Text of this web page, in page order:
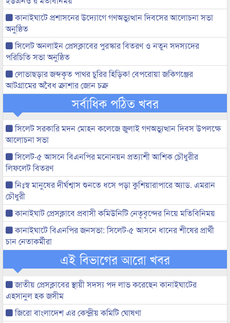
কানাইঘাটে প্রশাসনের উদ্যোগে গণঅভ্যুত্থান দিবসের আলোচনা সভা
অনুষ্ঠিত
সিলেট অনলাইন প্রেসক্লাবের পুরস্কার বিতরণ ও নতুন সদস্যদের
পরিচিতি সভা অনুষ্ঠিত
লোভাছড়ার জব্দকৃত পাথর চুরির হিড়িক! বেপরোয়া জকিগঞ্জের
আটগ্রামের অবৈধ ক্রাশার জোন চক্র
সর্বাধিক পঠিত খবর
সিলেট সরকারি মদন মোহন কলেজে জুলাই গণঅভ্যুত্থান দিবস উপলক্ষে
আলোচনা সভা
সিলেট-৫ আসনে বিএনপির মনোনয়ন প্রত্যাশী আশিক চৌধুরীর
লিফলেট বিতরণ
নিঃস্ব মানুষের দীর্ঘশ্বাস শুনতে ধসে পড়া কুশিয়ারাপারে অ্যাড. এমরান
চৌধুরী
কানাইঘাট প্রেসক্লাবে প্রবাসী কমিউনিটি নেতৃবৃন্দের নিয়ে মতিবিনিময়
কানাইঘাটে বিএনপির জনসভা: সিলেট-৫ আসনে ধানের শীষের প্রার্থী
চান নেতাকর্মীরা
এই বিভাগের আরো খবর
জাতীয় প্রেসক্লাবের স্থায়ী সদস্য পদ লাভ করেছেন কানাইঘাটের
এহসানুল হক জসীম
জিরো বাংলাদেশ এর কেন্দ্রীয় কমিটি ঘোষণা